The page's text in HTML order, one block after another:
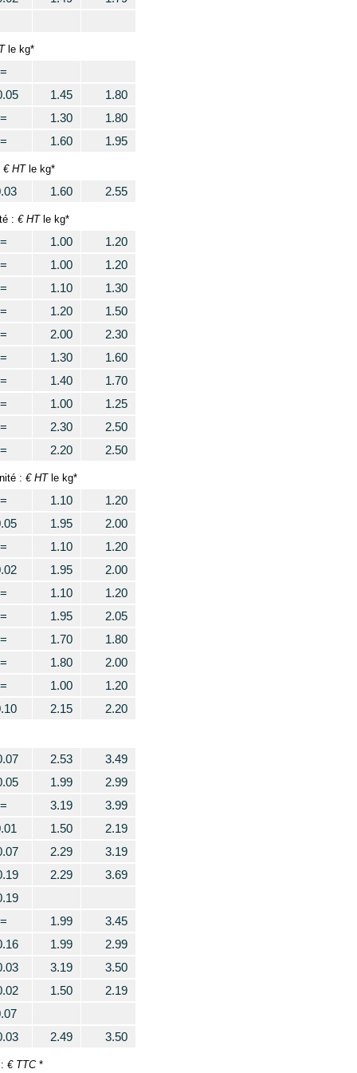
le kg*
=
1.45
1.80
=
1.30
1.80
=
1.60 1.95
€ HTle kg*
1.60 2.55
: € HTle kg*
= 1.00
1.20
=
1.00
1.20
=
1.10
1.30
=
1.20
1.50
=
2.00
2.30
=
1.30
1.60
=
1.40
1.70
=
1.00
1.25
=
2.30
2.50
=
2.20 2.50
: € HTle kg*
= 1.10
1.20
1.95
2.00
=
1.10
1.20
1.95
2.00
=
1.10
1.20
=
1.95
2.05
=
1.70
1.80
=
1.80
2.00
=
1.00
1.20
2.15 2.20
2.53
3.49
1.99
2.99
=
3.19
3.99
1.50
2.19
2.29
3.19
2.29
3.69
=
1.99
3.45
1.99
2.99
3.19
3.50
1.50
2.19
2.49 3.50
€ TTC*